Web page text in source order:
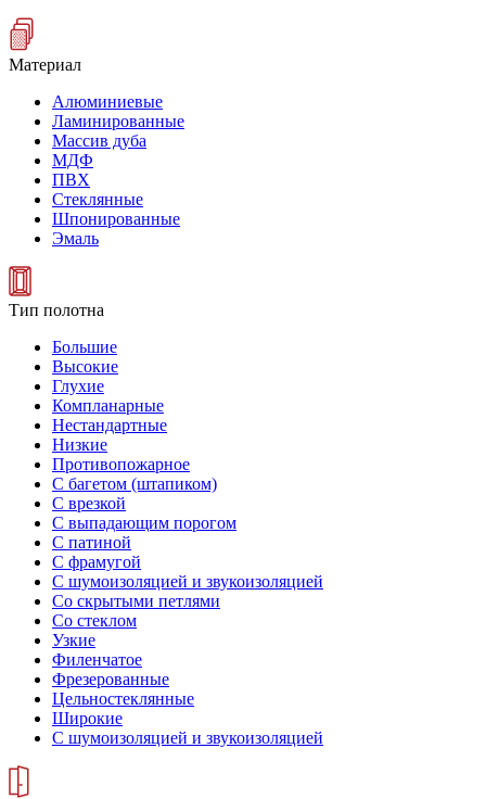
Материал
Алюминиевые
Ламинированные
Массив дуба
МДФ
ПВХ
Стеклянные
Шпонированные
Эмаль
Тип полотна
Большие
Высокие
Глухие
Компланарные
Нестандартные
Низкие
Противопожарное
С багетом (штапиком)
С врезкой
С выпадающим порогом
С патиной
С фрамугой
С шумоизоляцией и звукоизоляцией
Со скрытыми петлями
Со стеклом
Узкие
Филенчатое
Фрезерованные
Цельностеклянные
Широкие
С шумоизоляцией и звукоизоляцией